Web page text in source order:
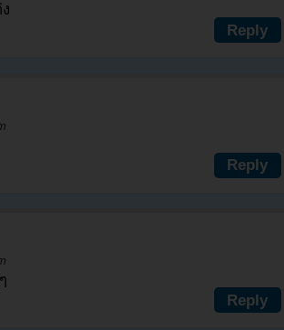
Reply
Reply
Reply